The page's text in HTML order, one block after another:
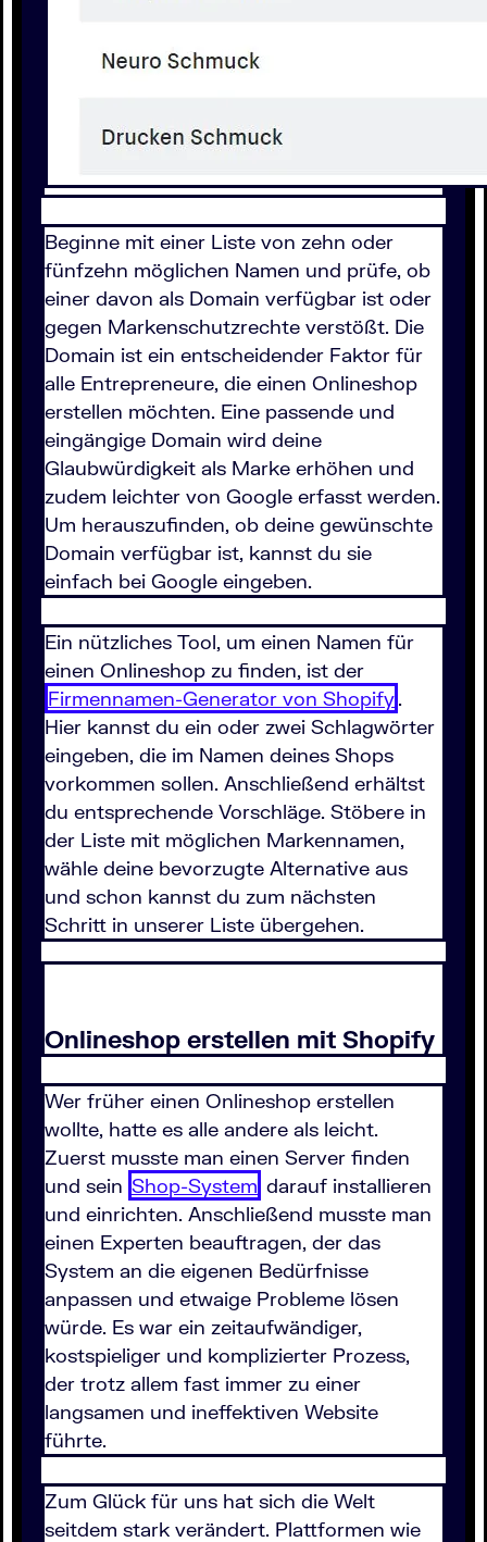
Beginne mit einer Liste von zehn oder
fünfzehn möglichen Namen und prüfe, ob
einer davon als Domain verfügbar ist oder
gegen Markenschutzrechte verstößt. Die
Domain ist ein entscheidender Faktor für
alle Entrepreneure, die einen Onlineshop
erstellen möchten. Eine passende und
eingängige Domain wird deine
Glaubwürdigkeit als Marke erhöhen und
zudem leichter von Google erfasst werden.
Um herauszufinden, ob deine gewünschte
Domain verfügbar ist, kannst du sie
einfach bei Google eingeben.
Ein nützliches Tool, um einen Namen für
einen Onlineshop zu finden, ist der
Firmennamen-Generator von Shopify.
Hier kannst du ein oder zwei Schlagwörter
eingeben, die im Namen deines Shops
vorkommen sollen. Anschließend erhältst
du entsprechende Vorschläge. Stöbere in
der Liste mit möglichen Markennamen,
wähle deine bevorzugte Alternative aus
und schon kannst du zum nächsten
Schritt in unserer Liste übergehen.
Onlineshop erstellen mit Shopify
Wer früher einen Onlineshop erstellen
wollte, hatte es alle andere als leicht.
Zuerst musste man einen Server finden
und sein Shop-System darauf installieren
und einrichten. Anschließend musste man
einen Experten beauftragen, der das
System an die eigenen Bedürfnisse
anpassen und etwaige Probleme lösen
würde. Es war ein zeitaufwändiger,
kostspieliger und komplizierter Prozess,
der trotz allem fast immer zu einer
langsamen und ineffektiven Website
führte.
Zum Glück für uns hat sich die Welt
seitdem stark verändert. Plattformen wie